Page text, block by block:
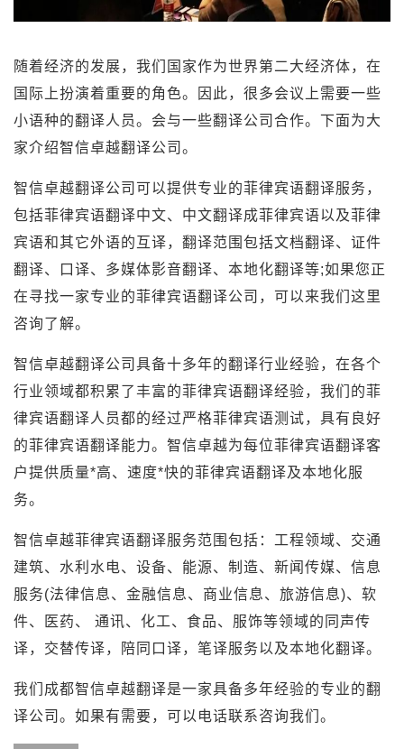
随着经济的发展，我们国家作为世界第二大经济体，在
国际上扮演着重要的角色。因此，很多会议上需要一些
小语种的翻译人员。会与一些翻译公司合作。下面为大
家介绍智信卓越翻译公司。
智信卓越翻译公司可以提供专业的菲律宾语翻译服务，
包括菲律宾语翻译中文、中文翻译成菲律宾语以及菲律
宾语和其它外语的互译，翻译范围包括文档翻译、证件
翻译、口译、多媒体影音翻译、本地化翻译等;如果您正
在寻找一家专业的菲律宾语翻译公司，可以来我们这里
咨询了解。
智信卓越翻译公司具备十多年的翻译行业经验，在各个
行业领域都积累了丰富的菲律宾语翻译经验，我们的菲
律宾语翻译人员都的经过严格菲律宾语测试，具有良好
的菲律宾语翻译能力。智信卓越为每位菲律宾语翻译客
户提供质量*高、速度*快的菲律宾语翻译及本地化服
务。
智信卓越菲律宾语翻译服务范围包括：工程领域、交通
建筑、水利水电、设备、能源、制造、新闻传媒、信息
服务(法律信息、金融信息、商业信息、旅游信息)、软
件、医药、 通讯、化工、食品、服饰等领域的同声传
译，交替传译，陪同口译，笔译服务以及本地化翻译。
我们成都智信卓越翻译是一家具备多年经验的专业的翻
译公司。如果有需要，可以电话联系咨询我们。